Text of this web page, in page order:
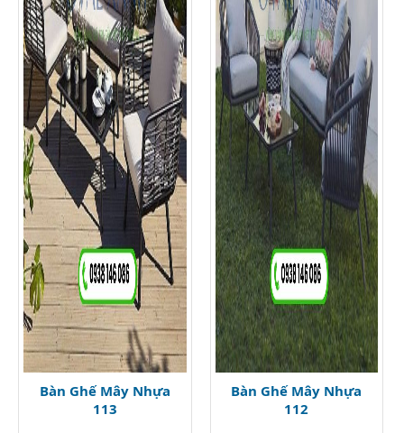
Bàn Ghế Mây Nhựa
113
Bàn Ghế Mây Nhựa
112